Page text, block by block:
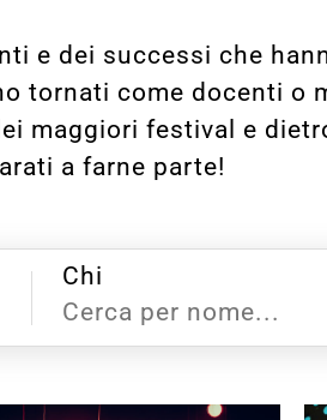
e dei successi che
tornati come docenti o
maggiori festival e
a farne parte!
Chi